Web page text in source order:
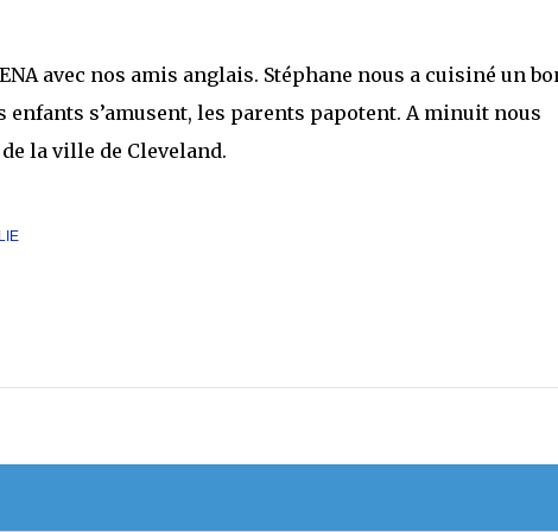
avec nos amis anglais. Stéphane nous a cuisiné un
enfants s’amusent, les parents papotent. A minuit nous
la ville de Cleveland.